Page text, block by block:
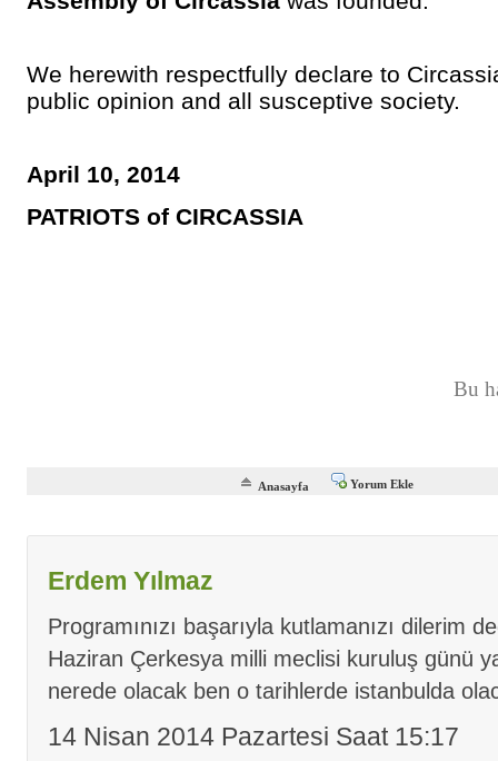
We herewith respectfully declare to
public opinion and all susceptive society.
April 10, 2014
PATRIOTS of CIRCASSIA
Bu
Anasayfa Yorum Ekle
Erdem Yılmaz
Programınızı başarıyla kutlamanızı dilerim
Haziran Çerkesya milli meclisi kuruluş günü
nerede olacak ben o tarihlerde istanbulda
14 Nisan 2014 Pazartesi Saat 15:17